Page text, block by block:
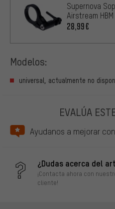
Supernova
Airstream HBM
28,99€
Modelos:
universal, actualmente no
EVALÚA
Ayudanos a mejorar
¿Dudas acerca del
¡Contacta ahora con
cliente!